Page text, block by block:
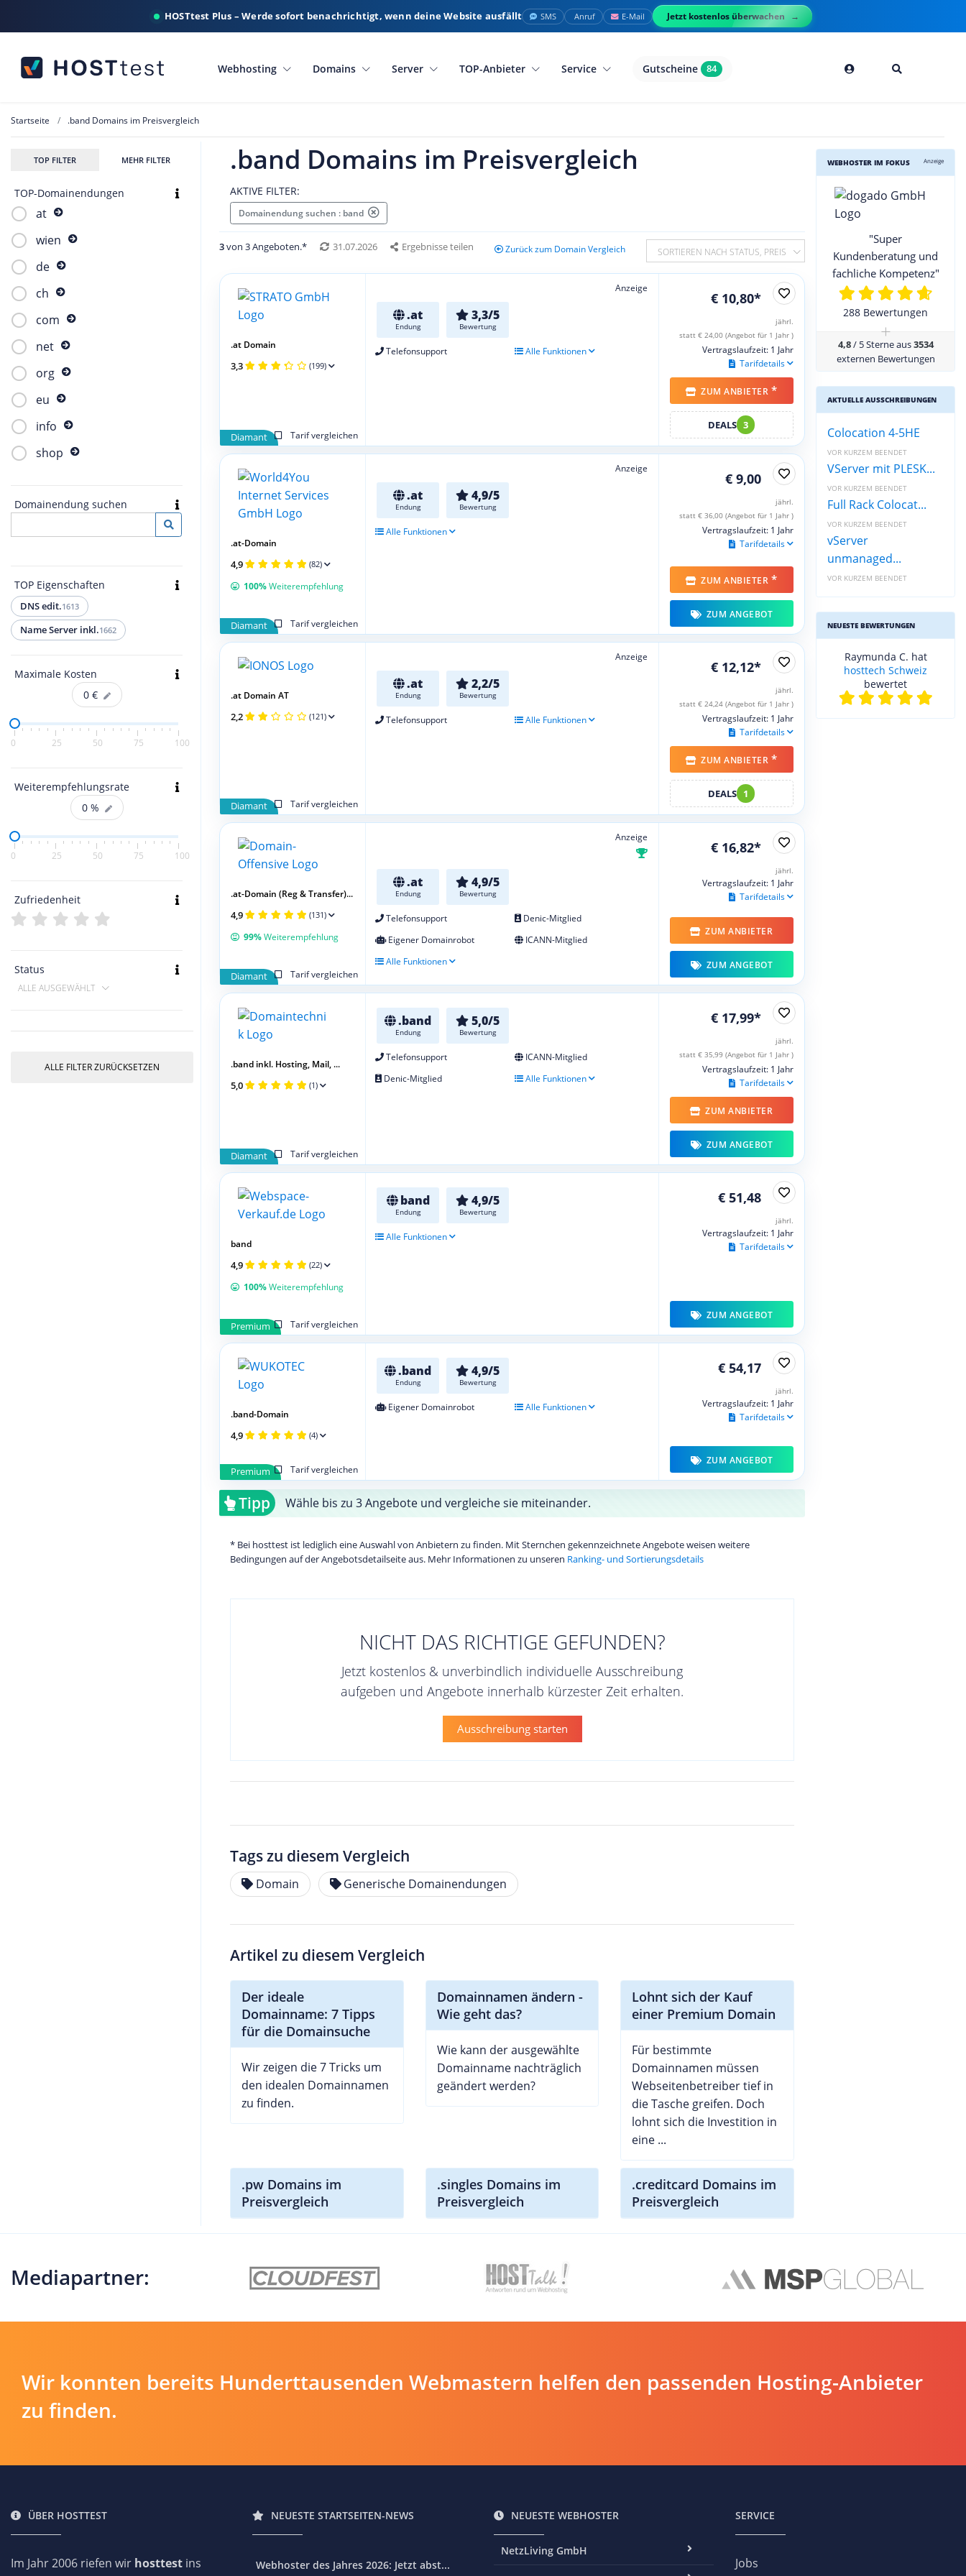
HOSTtest Plus – Werde sofort benachrichtigt, wenn deine Website ausfällt SMS Anruf E-Mail Jetzt kostenlos überwachen
Webhosting Domains Server TOP-Anbieter Service Gutscheine 84
Startseite .band Domains im Preisvergleich
TOP FILTER MEHR FILTER
TOP-Domainendungen
at
wien
de
ch
com
net
org
eu
info
shop
Domainendung suchen
TOP Eigenschaften
DNS edit.1613
Name Server inkl.1662
Maximale Kosten
0 €
0 25 50 75 100
Weiterempfehlungsrate
0 %
0 25 50 75 100
Zufriedenheit
Status
ALLE AUSGEWÄHLT
ALLE FILTER ZURÜCKSETZEN
.band Domains im Preisvergleich
AKTIVE FILTER:
Domainendung suchen : band
3von 3 Angeboten.* 31.07.2026 Ergebnisse teilen Zurück zum Domain Vergleich SORTIEREN NACH STATUS, PREIS
Anzeige
.at
Endung
3,3/5
Bewertung
Telefonsupport Alle Funktionen
Diamant Tarif vergleichen
.at Domain
3,3 (199)
€ 10,80*
jährl.
statt € 24,00 (Angebot für 1 Jahr )
Vertragslaufzeit: 1 Jahr
Tarifdetails
ZUM ANBIETER *
DEALS 3
Anzeige
.at
Endung
4,9/5
Bewertung
Alle Funktionen
Diamant Tarif vergleichen
.at-Domain
4,9 (82)
100%Weiterempfehlung
€ 9,00
jährl.
statt € 36,00 (Angebot für 1 Jahr )
Vertragslaufzeit: 1 Jahr
Tarifdetails
ZUM ANBIETER *
ZUM ANGEBOT
Anzeige
.at
Endung
2,2/5
Bewertung
Telefonsupport Alle Funktionen
Diamant Tarif vergleichen
.at Domain AT
2,2 (121)
€ 12,12*
jährl.
statt € 24,24 (Angebot für 1 Jahr )
Vertragslaufzeit: 1 Jahr
Tarifdetails
ZUM ANBIETER *
DEALS 1
Anzeige
.at
Endung
4,9/5
Bewertung
Telefonsupport
Denic-Mitglied
Eigener Domainrobot
ICANN-Mitglied
Alle Funktionen
Diamant
Tarif vergleichen
.at-Domain (Reg & Transfer)...
4,9 (131)
99%Weiterempfehlung
€ 16,82*
jährl.
Vertragslaufzeit: 1 Jahr
Tarifdetails
ZUM ANBIETER
ZUM ANGEBOT
.band
Endung
5,0/5
Bewertung
Telefonsupport
ICANN-Mitglied
Denic-Mitglied
Alle Funktionen
Diamant Tarif vergleichen
.band inkl. Hosting, Mail, ...
5,0 (1)
€ 17,99*
jährl.
statt € 35,99 (Angebot für 1 Jahr )
Vertragslaufzeit: 1 Jahr
Tarifdetails
ZUM ANBIETER
ZUM ANGEBOT
band
Endung
4,9/5
Bewertung
Alle Funktionen
Premium Tarif vergleichen
band
4,9 (22)
100%Weiterempfehlung
€ 51,48
jährl.
Vertragslaufzeit: 1 Jahr
Tarifdetails
ZUM ANGEBOT
.band
Endung
4,9/5
Bewertung
Eigener Domainrobot Alle Funktionen
Premium Tarif vergleichen
.band-Domain
4,9 (4)
€ 54,17
jährl.
Vertragslaufzeit: 1 Jahr
Tarifdetails
ZUM ANGEBOT
Tipp Wähle bis zu 3 Angebote und vergleiche sie miteinander.
* Bei hosttest ist lediglich eine Auswahl von Anbietern zu finden. Mit Sternchen gekennzeichnete Angebote weisen weitere
Bedingungen auf der Angebotsdetailseite aus. Mehr Informationen zu unseren Ranking- und Sortierungsdetails
NICHT DAS RICHTIGE GEFUNDEN?
Jetzt kostenlos & unverbindlich individuelle Ausschreibung
aufgeben und Angebote innerhalb kürzester Zeit erhalten.
Ausschreibung starten
Tags zu diesem Vergleich
Domain Generische Domainendungen
Artikel zu diesem Vergleich
Der ideale
Domainname: 7 Tipps
für die Domainsuche
Wir zeigen die 7 Tricks um
den idealen Domainnamen
zu finden.
Domainnamen ändern -
Wie geht das?
Wie kann der ausgewählte
Domainname nachträglich
geändert werden?
Lohnt sich der Kauf
einer Premium Domain
Für bestimmte
Domainnamen müssen
Webseitenbetreiber tief in
die Tasche greifen. Doch
lohnt sich die Investition in
eine ...
.pw Domains im
Preisvergleich
.singles Domains im
Preisvergleich
.creditcard Domains im
Preisvergleich
WEBHOSTER IM FOKUS Anzeige
"Super
Kundenberatung und
fachliche Kompetenz"
288 Bewertungen
+
4,8/ 5 Sterne aus3534
externen Bewertungen
AKTUELLE AUSSCHREIBUNGEN
Colocation 4-5HE
VOR KURZEM BEENDET
VServer mit PLESK...
VOR KURZEM BEENDET
Full Rack Colocat...
VOR KURZEM BEENDET
vServer
unmanaged...
VOR KURZEM BEENDET
NEUESTE BEWERTUNGEN
Raymunda C. hat
hosttech Schweiz
bewertet
Mediapartner:
Wir konnten bereits Hunderttausenden Webmastern helfen den passenden Hosting-Anbieter
zu finden.
ÜBER HOSTTEST
Im Jahr 2006 riefen wir hosttest ins
NEUESTE STARTSEITEN-NEWS
Webhoster des Jahres 2026: Jetzt abst...
NEUESTE WEBHOSTER
NetzLiving GmbH
SERVICE
Jobs